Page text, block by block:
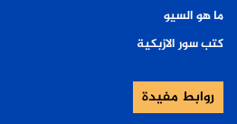
ما هو السيو
كتب سور الازبكية
روابط مفيدة